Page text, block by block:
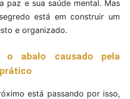
paz e sua saúde mental. Mas
está em construir um
e organizado.
o abalo causado pela
está passando por isso,